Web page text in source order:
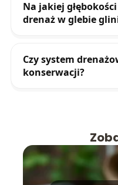
Na jakiej
drenaż w glebie
Czy system
konserwacji?